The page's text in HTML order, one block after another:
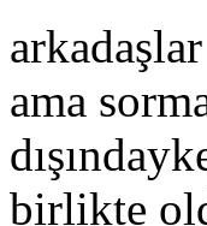
ama
birlikte